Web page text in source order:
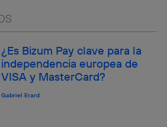
¿Es Bizum Pay clave para la
independencia europea de
VISA y MasterCard?
Gabriel Erard